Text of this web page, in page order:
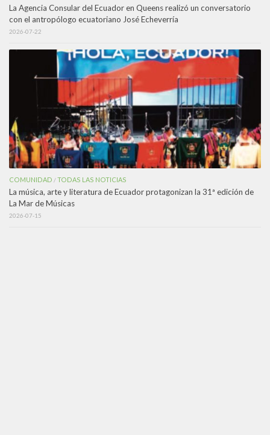
La Agencia Consular del Ecuador en Queens realizó un conversatorio
con el antropólogo ecuatoriano José Echeverría
2026-07-22
COMUNIDAD /TODAS LAS NOTICIAS
La música, arte y literatura de Ecuador protagonizan la 31ª edición de
La Mar de Músicas
2026-07-15